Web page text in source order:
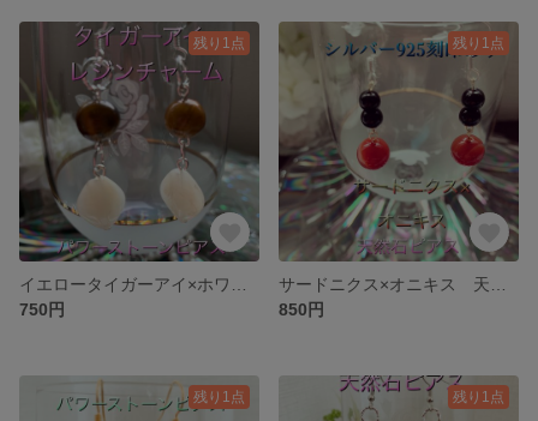
残り1点
750円
残り1点
850円
残り1点 残り1点